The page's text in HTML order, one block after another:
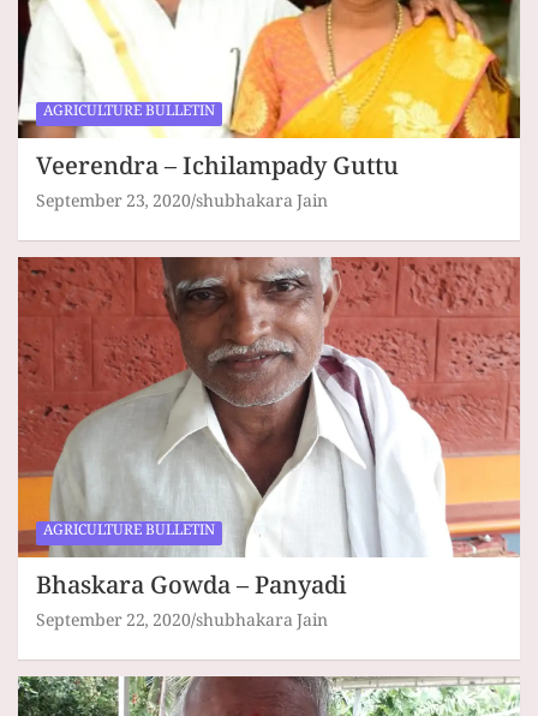
AGRICULTURE BULLETIN
Veerendra – Ichilampady Guttu
September 23, 2020shubhakara Jain
AGRICULTURE BULLETIN
Bhaskara Gowda – Panyadi
September 22, 2020shubhakara Jain